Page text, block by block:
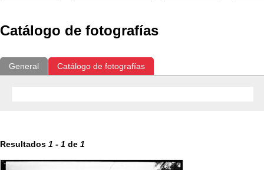
Catálogo de fotografías
General Catálogo de fotografías
Resultados 1 - 1 de 1